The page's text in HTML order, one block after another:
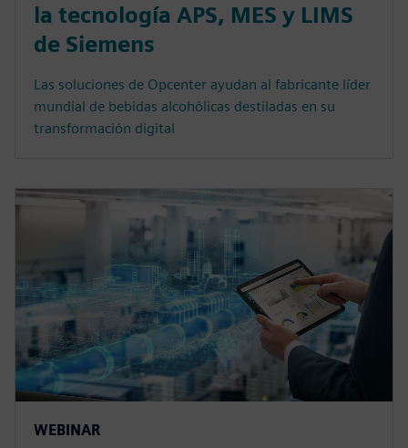
la tecnología APS, MES y LIMS
de Siemens
Las soluciones de Opcenter ayudan al fabricante líder
mundial de bebidas alcohólicas destiladas en su
transformación digital
WEBINAR